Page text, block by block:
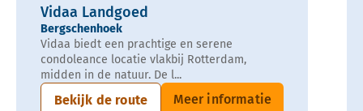
Vidaa Landgoed
Bergschenhoek
Vidaa biedt een prachtige en serene
condoleance locatie vlakbij Rotterdam,
midden in de natuur. De l...
Bekijk de route Meer informatie